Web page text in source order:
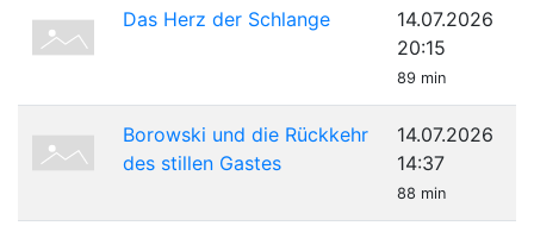
Das Herz der Schlange
14.07.2026
20:15
89 min
Borowski und die Rückkehr
des stillen Gastes
14.07.2026
14:37
88 min